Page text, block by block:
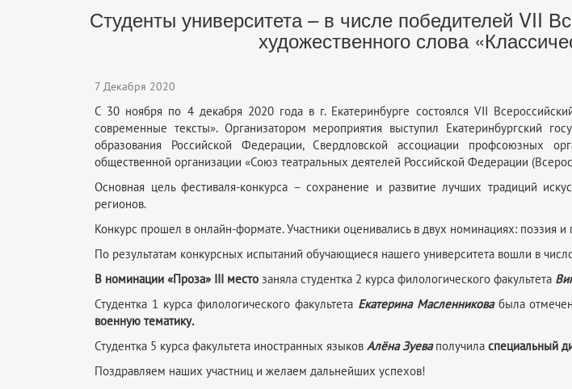
Студенты университета – в числе победителей VII
художественного слова
7 Декабря 2020
С 30 ноября по 4 декабря 2020 года в г. Екатеринбурге состоялся VII
современные тексты». Организатором мероприятия выступил Екатеринбургский
образования Российской Федерации, Свердловской ассоциации профсоюзных
общественной организации «Союз театральных деятелей Российской Федерации
Основная цель фестиваля-конкурса – сохранение и развитие лучших традиций
регионов.
Конкурс прошел в онлайн-формате. Участники оценивались в двух номинациях: поэзия и
По результатам конкурсных испытаний обучающиеся нашего университета вошли в
В номинации «Проза» III место заняла студентка 2 курса филологического факультета
Студентка 1 курса филологического факультета Екатерина Масленниковабыла
военную тематику.
Студентка 5 курса факультета иностранных языков Алёна Зуеваполучила специальный
Поздравляем наших участниц и желаем дальнейших успехов!